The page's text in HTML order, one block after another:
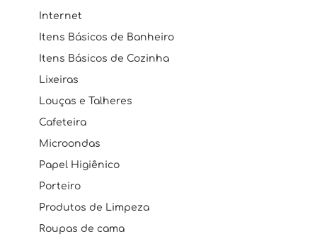
Internet
Itens Básicos de Banheiro
Itens Básicos de Cozinha
Lixeiras
Louças e Talheres
Cafeteira
Microondas
Papel Higiênico
Porteiro
Produtos de Limpeza
Roupas de cama